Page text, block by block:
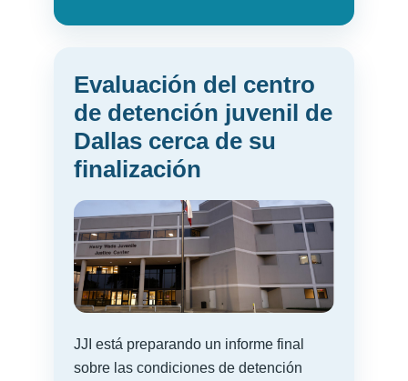
Evaluación del centro
de detención juvenil de
Dallas cerca de su
finalización
JJI está preparando un informe final
sobre las condiciones de detención